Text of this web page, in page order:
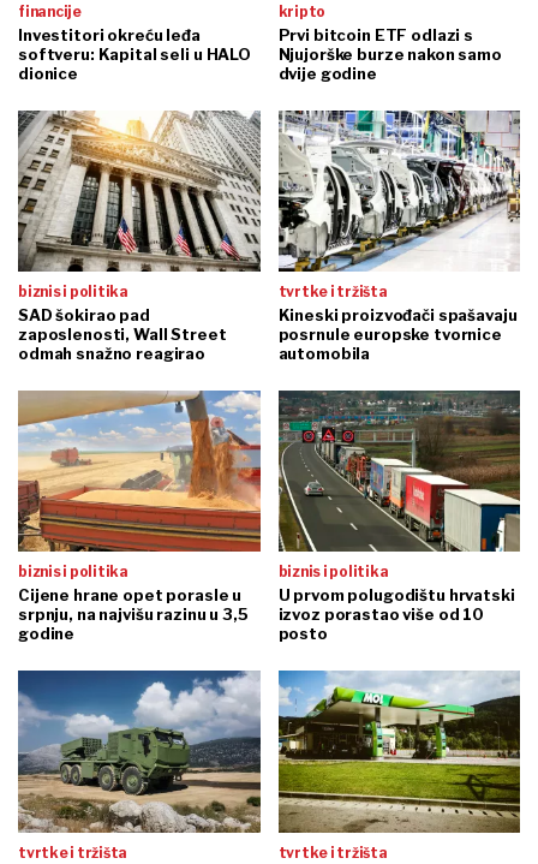
financije
Investitori okreću leđa
softveru: Kapital seli u HALO
dionice
kripto
Prvi bitcoin ETF odlazi s
Njujorške burze nakon samo
dvije godine
biznis i politika
SAD šokirao pad
zaposlenosti, Wall Street
odmah snažno reagirao
tvrtke i tržišta
Kineski proizvođači spašavaju
posrnule europske tvornice
automobila
biznis i politika
Cijene hrane opet porasle u
srpnju, na najvišu razinu u 3,5
godine
biznis i politika
U prvom polugodištu hrvatski
izvoz porastao više od 10
posto
tvrtke i tržišta tvrtke i tržišta